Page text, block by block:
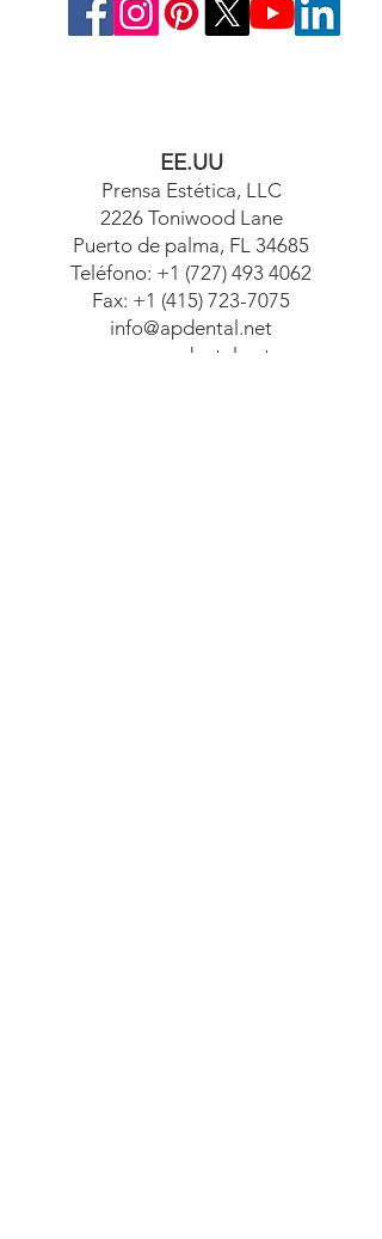
EE.UU
Prensa Estética, LLC
2226 Toniwood Lane
Puerto de palma, FL 34685
Teléfono: +1 (727) 493 4062
Fax: +1 (415) 723-7075
info@apdental.net
www.apdental.net